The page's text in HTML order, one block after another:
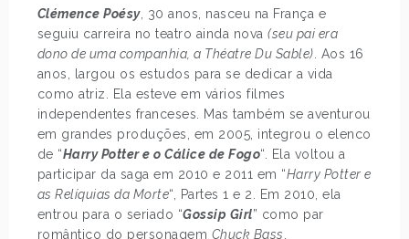
Clémence Poésy, 30 anos, nasceu na França e
seguiu carreira no teatro ainda nova(seu pai era
dono de uma companhia, a Théatre Du Sable) . Aos 16
anos, largou os estudos para se dedicar a vida
como atriz. Ela esteve em vários filmes
independentes franceses. Mas também se aventurou
em grandes produções, em 2005, integrou o elenco
de “Harry Potter e o Cálice de Fogo“. Ela voltou a
participar da saga em 2010 e 2011 em “Harry Potter e
as Relíquias da Morte“, Partes 1 e 2. Em 2010, ela
entrou para o seriado “Gossip Girl” como par
romântico do personagem Chuck Bass
POST ANTERIOR
PRINCESAS DISNEY E SUAS
JOIAS HISTÓRICAS
PRÓXIMO POST
30 DIAS, 30 LOOKS! -
SEMANA #3